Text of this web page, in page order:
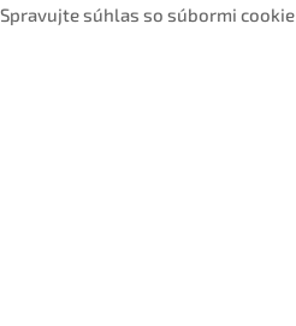
Spravujte súhlas so súbormi cookie